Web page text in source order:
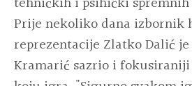
Prije nekoliko dana izbornik
reprezentacije Zlatko Dalić
Kramarić sazrio i